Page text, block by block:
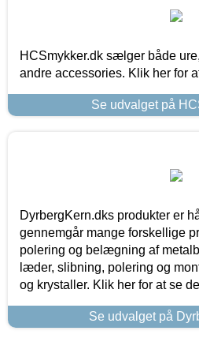
HCSmykker.dk sælger både
andre accessories. Klik her for
Se udvalget på
DyrbergKern.dks produkter er
gennemgår mange forskellige
polering og belægning af
læder, slibning, polering og
og krystaller. Klik her for at se
Se udvalget på